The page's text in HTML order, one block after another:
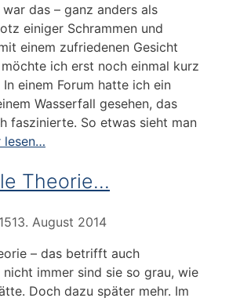
das – ganz anders als
einiger Schrammen und
einem zufriedenen Gesicht
ich erst noch einmal kurz
einem Forum hatte ich ein
Wasserfall gesehen, das
faszinierte. So etwas sieht man
lesen…
Theorie…
13. August 2014
– das betrifft auch
nicht immer sind sie so grau, wie
Doch dazu später mehr. Im